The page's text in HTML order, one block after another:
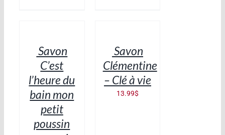
DÉTAILSSavon
C’est
l’heure du
bain mon
petit
poussin
DÉTAILSSavon
Clémentine
– Clé à vie
13.99$